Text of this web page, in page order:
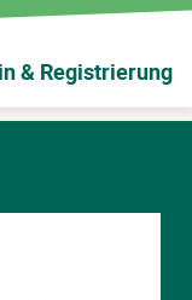
& Registrierung